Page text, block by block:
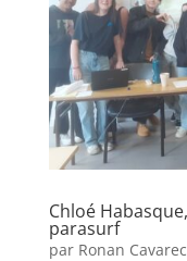
Chloé
parasurf
par Ronan Cavarec